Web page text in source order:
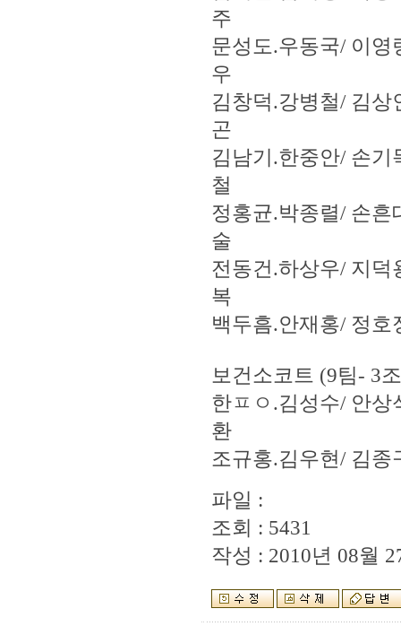
주
문성도.우동국/ 이영
우
김창덕.강병철/ 김
곤
김남기.한중안/ 손
철
정홍균.박종렬/ 손흔
술
전동건.하상우/ 지덕
복
백두흠.안재홍/ 정
보건소코트 (9팀- 3
한ㅍㅇ.김성수/ 안상
환
조규홍.김우현/ 김종
파일 :
조회 : 5431
작성 : 2010년 08월